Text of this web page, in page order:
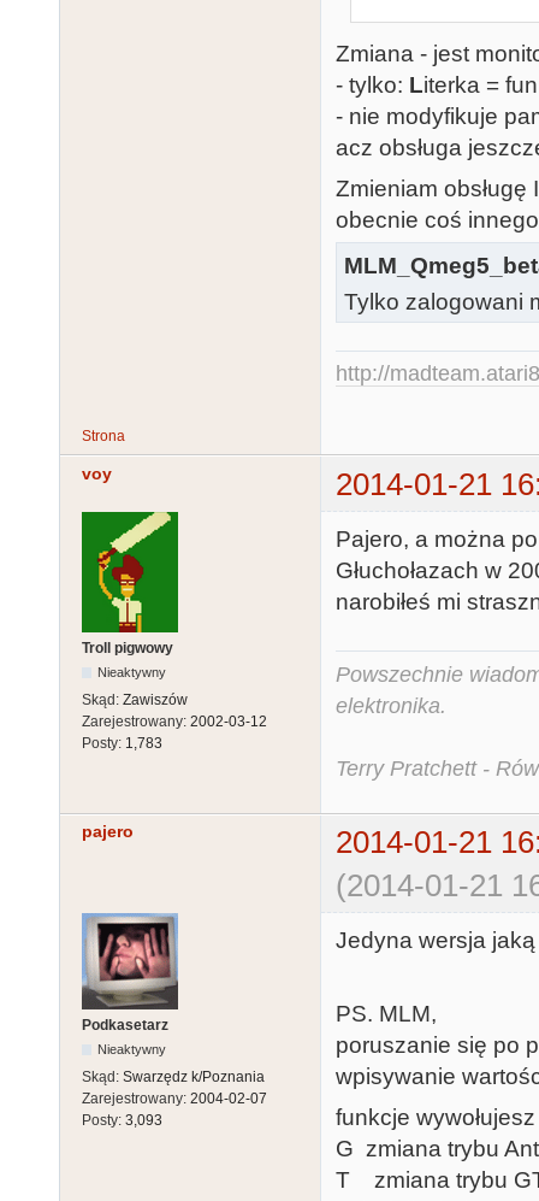
Zmiana - jest
- tylko: Literka =
- nie modyfikuje
acz obsługa
Zmieniam
obecnie coś
Tylko zalogowani
http://
Strona
voy 2014-01-21
Troll pigwowy
Nieaktywny
Skąd: Zawiszów
Zarejestrowany: 2002-03-12
Posty: 1,783
Pajero, a można
Głuchołazach w
narobiłeś mi
Powszechnie
elektronika.
Terry Pratchett -
pajero
2014-01-21
(2014-01-21
Podkasetarz
Nieaktywny
Skąd: Swarzędz k/Poznania
Zarejestrowany: 2004-02-07
Posty: 3,093
Jedyna wersja
PS. MLM,
poruszanie się po
wpisywanie
funkcje
G zmiana trybu
T zmiana trybu